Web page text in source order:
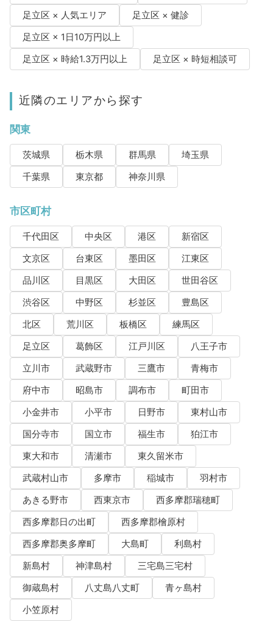
足立区 × 人気エリア
足立区 × 健診
足立区 × 1日10万円以上
足立区 × 時給1.3万円以上
足立区 × 時短相談可
近隣のエリアから探す
関東
茨城県 栃木県 群馬県
埼玉県
千葉県
東京都 神奈川県
市区町村
千代田区 中央区 港区
新宿区
文京区
台東区 墨田区
江東区
品川区
目黒区 大田区
世田谷区
渋谷区
中野区 杉並区
豊島区
北区
荒川区 板橋区
練馬区
足立区
葛飾区 江戸川区
八王子市
立川市
武蔵野市 三鷹市
青梅市
府中市
昭島市 調布市
町田市
小金井市
小平市 日野市
東村山市
国分寺市
国立市 福生市
狛江市
東大和市
清瀬市
東久留米市
武蔵村山市
多摩市 稲城市
羽村市
あきる野市
西東京市
西多摩郡瑞穂町
西多摩郡日の出町
西多摩郡檜原村
西多摩郡奥多摩町
大島町
利島村
新島村
神津島村
三宅島三宅村
御蔵島村
八丈島八丈町
青ヶ島村
小笠原村